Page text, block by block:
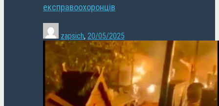
експравоохоронців
zapsich, 20/05/2025